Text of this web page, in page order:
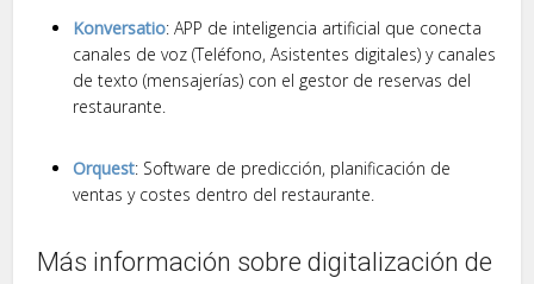
Konversatio: APP de inteligencia artificial que conecta
canales de voz (Teléfono, Asistentes digitales) y canales
de texto (mensajerías) con el gestor de reservas del
restaurante.
Orquest: Software de predicción, planificación de
ventas y costes dentro del restaurante.
Más información sobre digitalización de